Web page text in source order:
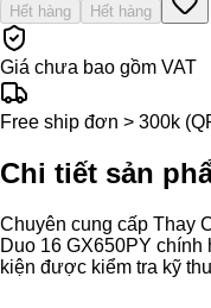
Hết hàng Hết hàng
Giá chưa bao gồm VAT
Free ship đơn > 300k
Chi tiết sản
Chuyên cung cấp Thay
Duo 16 GX650PY chính
kiện được kiểm tra kỹ